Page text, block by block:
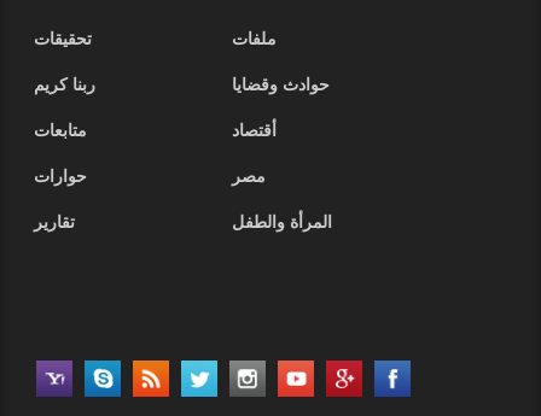
ملفات
تحقيقات
حوادث وقضايا
ربنا كريم
أقتصاد
متابعات
مصر
حوارات
المرأة والطفل
تقارير